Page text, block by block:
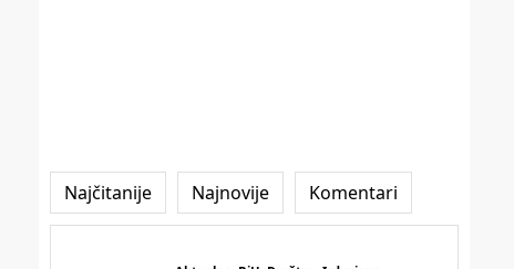
Najčitanije Najnovije Komentari